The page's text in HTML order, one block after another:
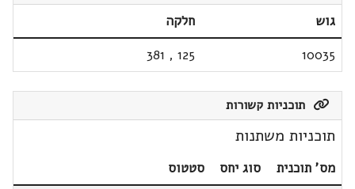
גוש
חלקה
10035
125
,
381
תוכניות קשורות
תוכניות משתנות
מס' תוכנית סוג יחס
סטטוס